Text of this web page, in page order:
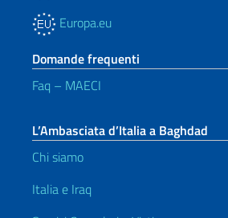
Europa.eu
Domande frequenti
Faq – MAECI
L’Ambasciata d’Italia a Baghdad
Chi siamo
Italia e Iraq